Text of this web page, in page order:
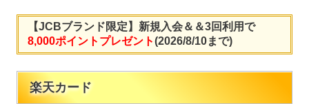
【JCBブランド限定】新規入会＆＆3回利用で
8,000ポイントプレゼント(2026/8/10まで)
楽天カード